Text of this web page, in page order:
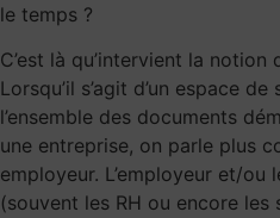
le temps ?
C’est là qu’intervient la notion
Lorsqu’il s’agit d’un espace
l’ensemble des documents
une entreprise, on parle plus
employeur. L’employeur et/
(souvent les RH ou encore